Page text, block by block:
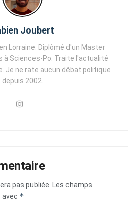
Joubert
Lorraine. Diplômé d'un Master
à Sciences-Po. Traite l'actualité
Je ne rate aucun débat politique
depuis 2002.
pas publiée.
Les champs
avec *